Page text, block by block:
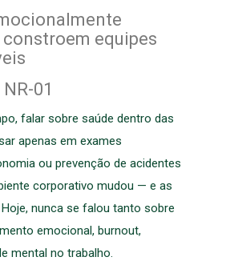
equipes
01
falar sobre saúde dentro das
apenas em exames
ou prevenção de acidentes
corporativo mudou — e as
nunca se falou tanto sobre
emocional, burnout,
mental no trabalho.